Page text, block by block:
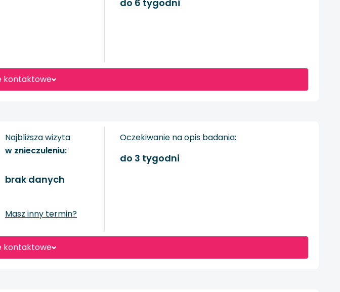
kontaktowe
do 6 tygodni
kontaktowe
Najbliższa wizyta
w znieczuleniu:
brak danych
Masz inny termin?
Oczekiwanie na opis badania:
do 3 tygodni